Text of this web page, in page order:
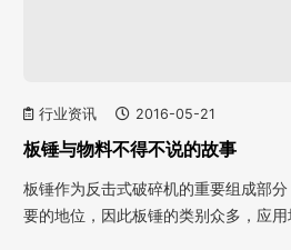
行业资讯 2016-05-21
板锤与物料不得不说的故事
板锤作为反击式破碎机的重要组成部
要的地位，因此板锤的类别众多，应